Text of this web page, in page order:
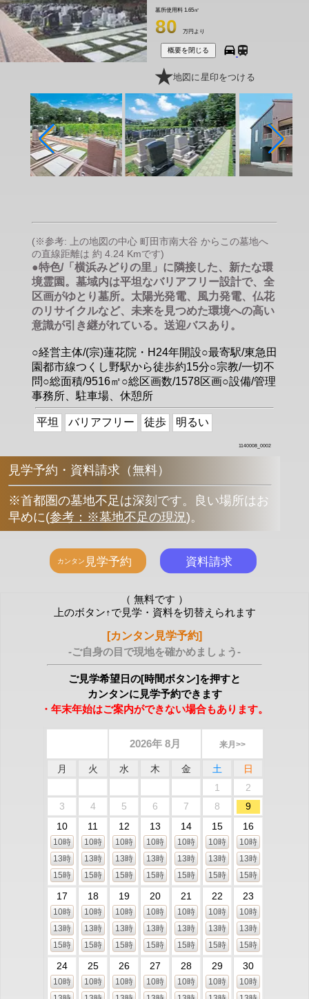
墓所使用料 1.65㎡
80 万円より
概要を閉じる
地図に星印をつける
(※参考: 上の地図の中心 町田市南大谷 からこの墓地へ
の直線距離は 約 4.24 Kmです)
●特色/「横浜みどりの里」に隣接した、新たな環
境霊園。墓域内は平坦なバリアフリー設計で、全
区画がゆとり墓所。太陽光発電、風力発電、仏花
のリサイクルなど、未来を見つめた環境への高い
意識が引き継がれている。送迎バスあり。
○経営主体/(宗)蓮花院・H24年開設○最寄駅/東急田
園都市線つくし野駅から徒歩約15分○宗教/一切不
問○総面積/9516㎡○総区画数/1578区画○設備/管理
事務所、駐車場、休憩所
平坦 バリアフリー 徒歩 明るい
1140008_0002
見学予約・資料請求（無料）
※首都圏の墓地不足は深刻です。良い場所はお
早めに(参考：※墓地不足の現況)。
（ 無料です ）
上のボタン↑で見学・資料を切替えられます
[カンタン見学予約]
-ご自身の目で現地を確かめましょう-
ご見学希望日の[時間ボタン]を押すと
カンタンに見学予約できます
・年末年始はご案内ができない場合もあります。
2026年 8月 来月>>
月 火 水 木 金 土
日
1
2
3
4 5 6 7 8
9
10
10時
13時
15時
11
10時
13時
15時
12
10時
13時
15時
13
10時
13時
15時
14
10時
13時
15時
15
10時
13時
15時
16
10時
13時
15時
17
10時
13時
15時
18
10時
13時
15時
19
10時
13時
15時
20
10時
13時
15時
21
10時
13時
15時
22
10時
13時
15時
23
10時
13時
15時
24
10時
25
10時
26
10時
27
10時
28
10時
29
10時
30
10時